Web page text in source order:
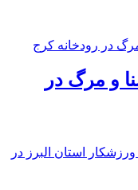
و مرگ در